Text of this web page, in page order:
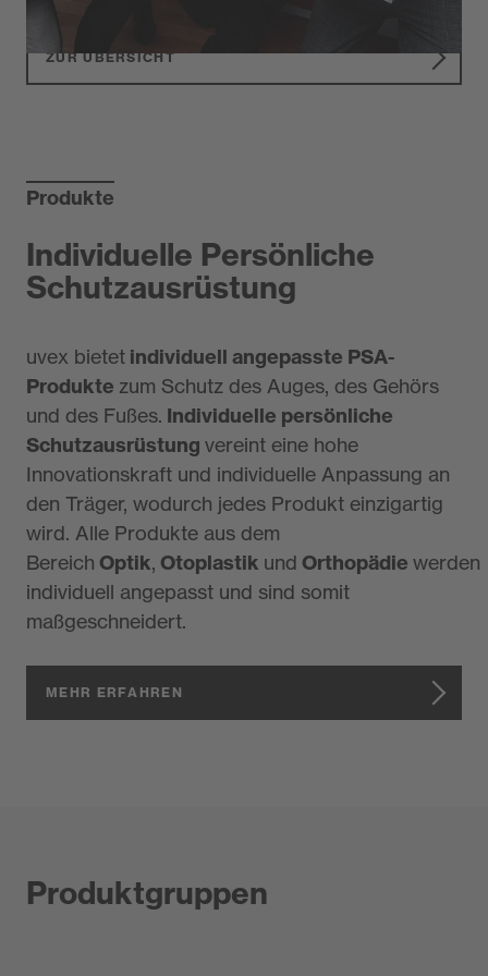
ZUR ÜBERSICHT
Produkte
Individuelle Persönliche
Schutzausrüstung
uvex bietet individuell angepasste PSA-
Produkte zum Schutz des Auges, des Gehörs
und des Fußes. Individuelle persönliche
Schutzausrüstung vereint eine hohe
Innovationskraft und individuelle Anpassung an
den Träger, wodurch jedes Produkt einzigartig
wird. Alle Produkte aus dem
Bereich Optik, Otoplastik und Orthopädie werden
individuell angepasst und sind somit
maßgeschneidert.
MEHR ERFAHREN
Produktgruppen